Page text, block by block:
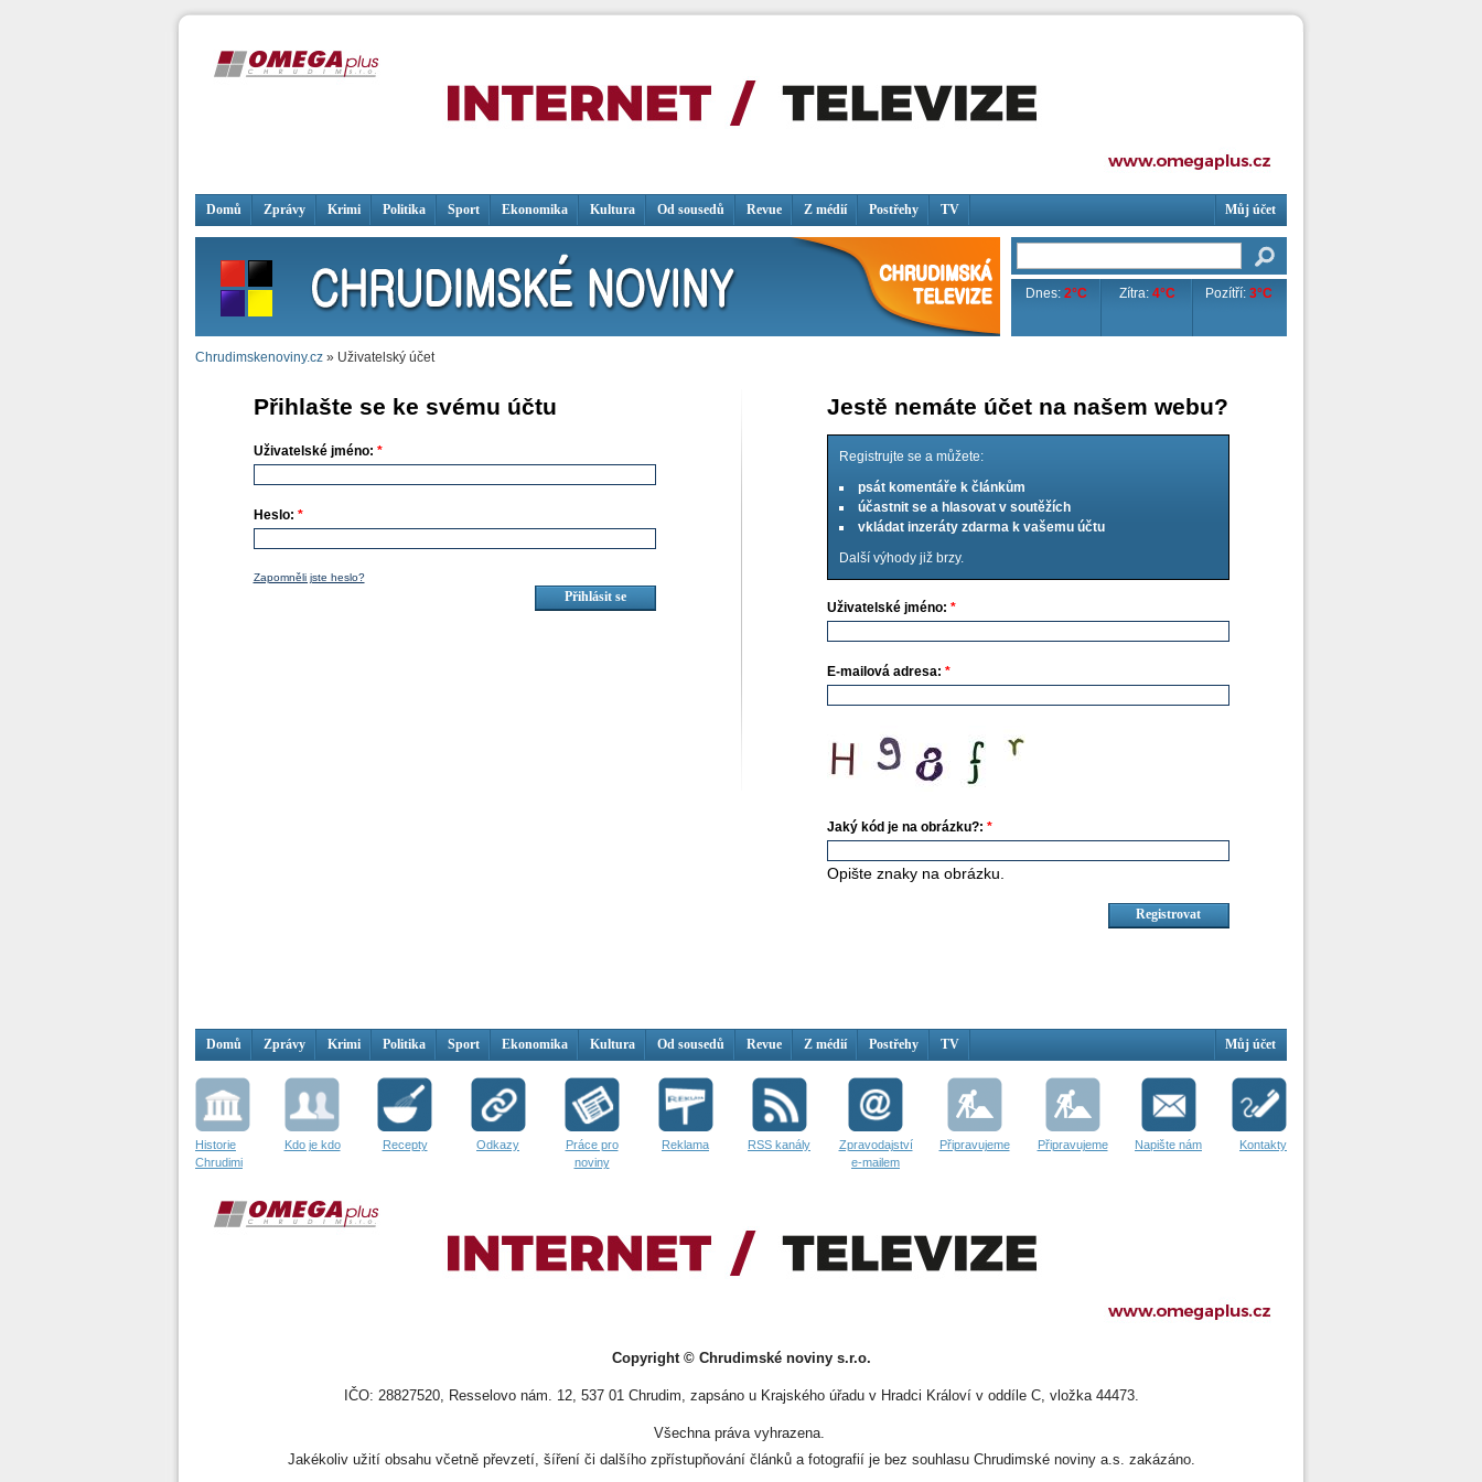
Domů Zprávy Krimi Politika Sport Ekonomika Kultura Od sousedů Revue Z médií Postřehy TV Můj účet
Dnes:2°C Zítra:4°C Pozítří: 3°C
Chrudimskenoviny.cz » Uživatelský účet
Přihlašte se ke svému účtu
Uživatelské jméno: *
Heslo: *
Zapomněli jste heslo?
Jestě nemáte účet na našem webu?
Registrujte se a můžete:
psát komentáře k článkům
účastnit se a hlasovat v soutěžích
vkládat inzeráty zdarma k vašemu účtu
Další výhody již brzy.
Uživatelské jméno: *
E-mailová adresa: *
Jaký kód je na obrázku?: *
Opište znaky na obrázku.
Domů Zprávy Krimi Politika Sport Ekonomika Kultura Od sousedů Revue Z médií Postřehy TV Můj účet
Historie
Chrudimi
Kdo je kdo Recepty Odkazy
Práce pro
noviny
Reklama RSS kanály
Zpravodajství
e-mailem
Připravujeme Připravujeme Napište nám Kontakty
Copyright © Chrudimské noviny s.r.o.
IČO: 28827520, Resselovo nám. 12, 537 01 Chrudim, zapsáno u Krajského úřadu v Hradci Královí v oddíle C, vložka 44473.
Všechna práva vyhrazena.
Jakékoliv užití obsahu včetně převzetí, šíření či dalšího zpřístupňování článků a fotografií je bez souhlasu Chrudimské noviny a.s. zakázáno.